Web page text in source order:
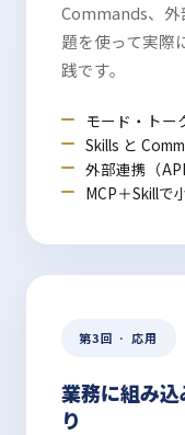
Commands、外
題を使って実際
践です。
モード・トー
Skills と
外部連携（
MCP＋Skillで
第3回 · 応用
業務に組み込
り